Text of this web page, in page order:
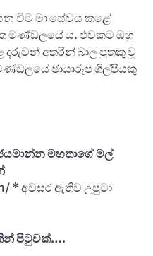
විට මා සේවය කළේ
මණ්ඩලයේ ය. එවකට ඔහු
දරුවන් අතරින් බාල පුතකු වූ
මණ්ඩලයේ ඡායාරූප ශිල්පියකු
මහතාගේ මල්
* අවසර ඇතිව උපුටා
පිටුවක්….